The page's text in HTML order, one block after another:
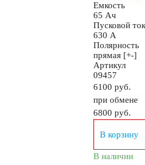
для катеров, яхт и лодок
для лодочных электромоторов
Аккумуляторы для
Емкость
65 Ач
Пусковой ток
630 А
Полярность
прямая [+-]
Артикул
09457
6100 руб.
при обмене
6800 руб.
В корзину
В наличии